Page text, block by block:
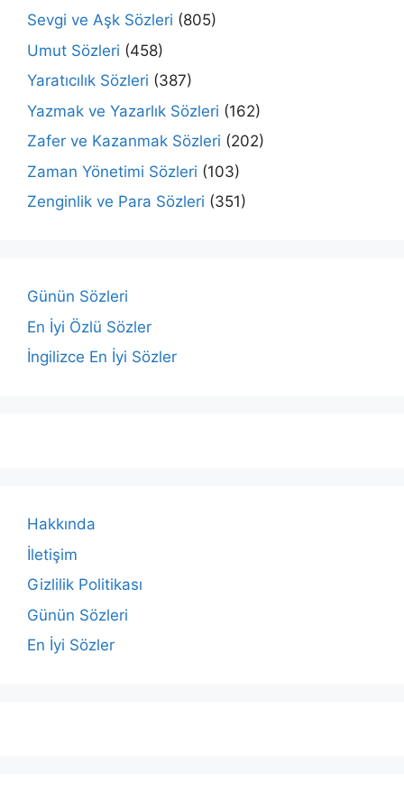
Sevgi ve Aşk Sözleri (805)
Umut Sözleri (458)
Yaratıcılık Sözleri (387)
Yazmak ve Yazarlık Sözleri (162)
Zafer ve Kazanmak Sözleri (202)
Zaman Yönetimi Sözleri (103)
Zenginlik ve Para Sözleri (351)
Günün Sözleri
En İyi Özlü Sözler
İngilizce En İyi Sözler
Hakkında
İletişim
Gizlilik Politikası
Günün Sözleri
En İyi Sözler